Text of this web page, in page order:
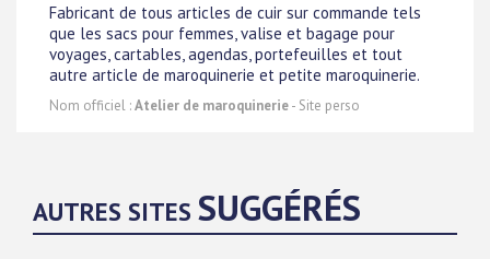
Fabricant de tous articles de cuir sur commande tels
que les sacs pour femmes, valise et bagage pour
voyages, cartables, agendas, portefeuilles et tout
autre article de maroquinerie et petite maroquinerie.
Nom officiel :Atelier de maroquinerie- Site perso
AUTRES SITES SUGGÉRÉS